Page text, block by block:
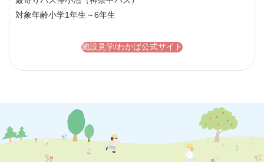
対象年齢小学1年生～6年生
施設見学/わかば公式サイト